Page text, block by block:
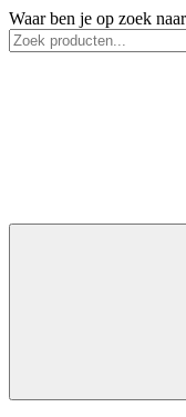
Waar ben je op zoek